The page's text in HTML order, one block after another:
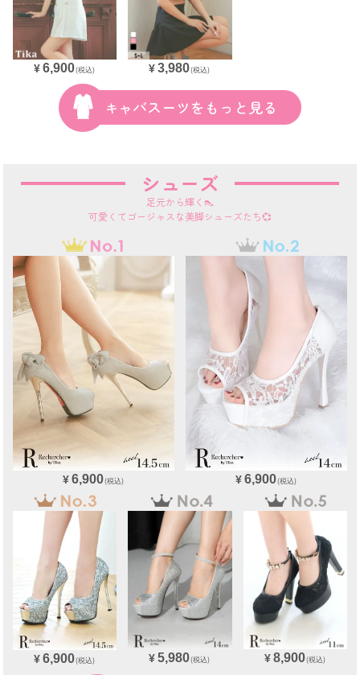
¥ 6,900(税込) ¥ 3,980(税込)
キャバスーツをもっと見る
シューズ
足元から輝く👠
可愛くてゴージャスな美脚シューズたち💞
¥ 6,900(税込) ¥6,900(税込)
¥ 6,900(税込) ¥ 5,980(税込) ¥8,900(税込)